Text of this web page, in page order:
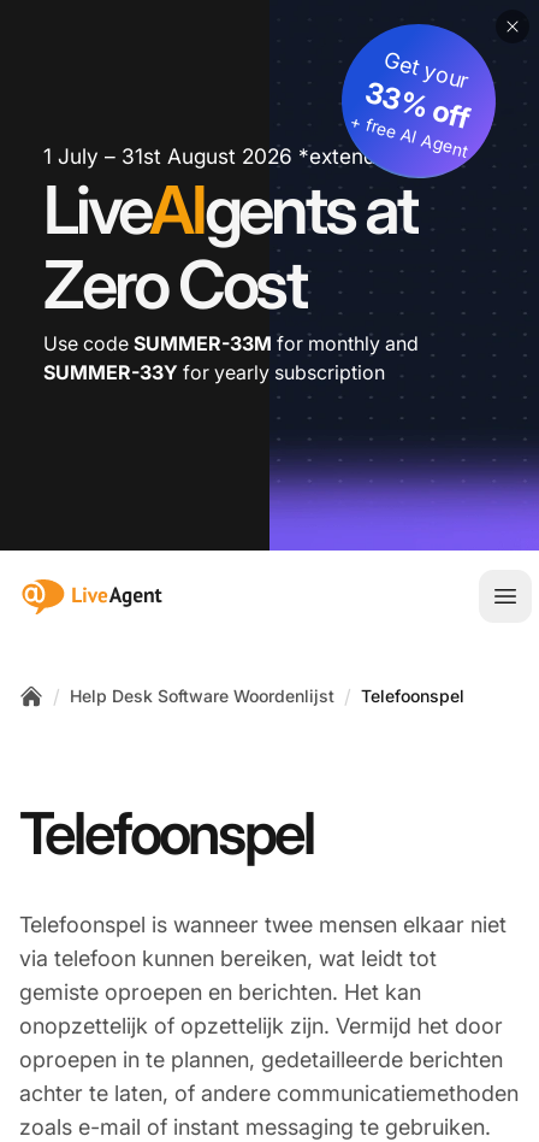
1 July – 31st August 2026 *extended
LiveAIgents at
Zero Cost
Get your
33% off
+ free AI Agent
Use code SUMMER-33M for monthly and
SUMMER-33Y for yearly subscription
:site.title
/ Help Desk Software Woordenlijst / Telefoonspel
Telefoonspel
Telefoonspel is wanneer twee mensen elkaar niet
via telefoon kunnen bereiken, wat leidt tot
gemiste oproepen en berichten. Het kan
onopzettelijk of opzettelijk zijn. Vermijd het door
oproepen in te plannen, gedetailleerde berichten
achter te laten, of andere communicatiemethoden
zoals e-mail of instant messaging te gebruiken.